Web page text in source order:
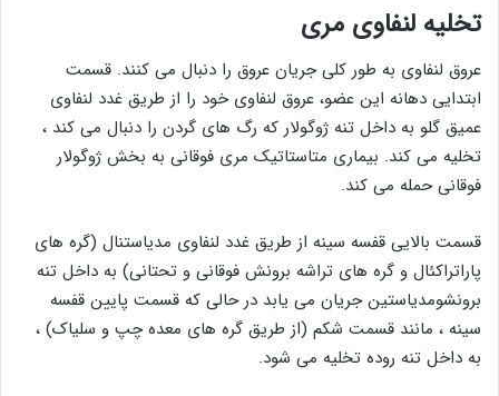
تخلیه لنفاوی مری
عروق لنفاوی به طور کلی جریان عروق را دنبال می کنند. قسمت
ابتدایی دهانه این عضو، عروق لنفاوی خود را از طریق غدد لنفاوی
عمیق گلو به داخل تنه ژوگولار که رگ های گردن را دنبال می کند ،
تخلیه می کند. بیماری متاستاتیک مری فوقانی به بخش ژوگولار
فوقانی حمله می کند.
قسمت بالایی قفسه سینه از طریق غدد لنفاوی مدیاستنال (گره های
پاراتراکئال و گره های تراشه برونش فوقانی و تحتانی) به داخل تنه
برونشومدیاستین جریان می یابد در حالی که قسمت پایین قفسه
سینه ، مانند قسمت شکم (از طریق گره های معده چپ و سلیاک) ،
به داخل تنه روده تخلیه می شود.